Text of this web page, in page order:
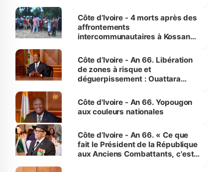
générations futures »
Côte d’Ivoire - 4 morts après des
affrontements
intercommunautaires à Kossandji
milieu des sinistrés
Côte d’Ivoire - An 66. Libération
de zones à risque et
déguerpissement : Ouattara
l'Etat de droit pour préserver les
vies humaines »
Côte d'Ivoire - An 66. Yopougon
aux couleurs nationales
Côte d’Ivoire - An 66. « Ce que
fait le Président de la République
aux Anciens Combattants, c'est